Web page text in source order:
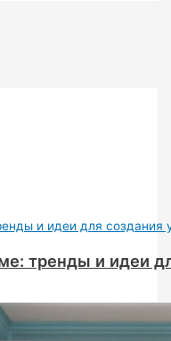
тренды и идеи